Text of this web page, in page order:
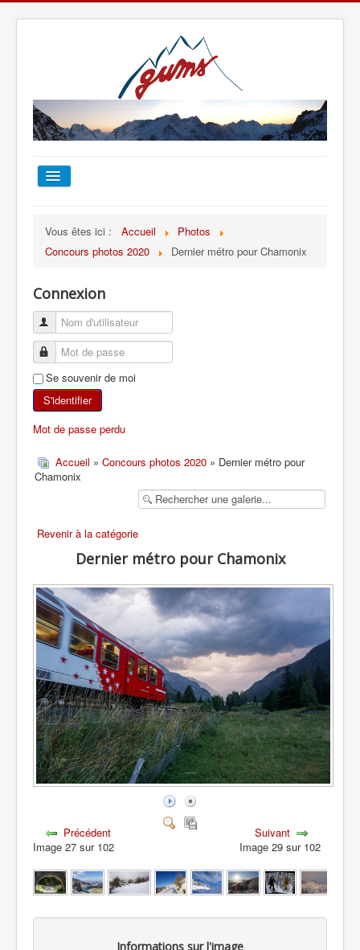
TOUT SUR LE GUMS
ESCALADE
ALPINISME
SKI DE RANDONNÉE
RANDONNÉE SPORTIVE
Vous êtes ici : Accueil
Photos
Concours photos 2020
Dernier métro pour Chamonix
Connexion
Se souvenir de moi
S'identifier
Mot de passe perdu
Accueil » Concours photos 2020 » Dernier métro pour
Chamonix
Revenir à la catégorie
Dernier métro pour Chamonix
Précédent
Image 27 sur 102
Suivant
Image 29 sur 102
Informations sur l'image